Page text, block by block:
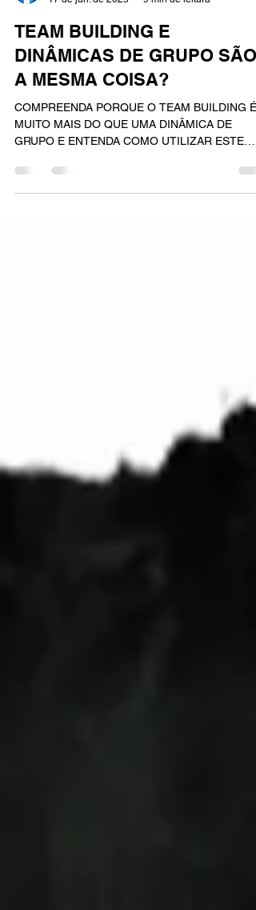
Eduardo Almeida
17 de jun. de 2025
9 min de leitura
TEAM BUILDING E
DINÂMICAS DE GRUPO SÃO
A MESMA COISA?
COMPREENDA PORQUE O TEAM BUILDING É